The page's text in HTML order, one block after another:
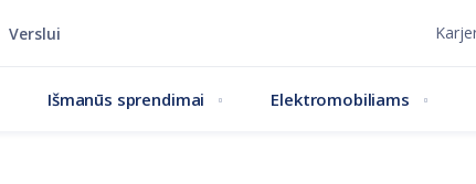
Verslui
Išmanūs sprendimai Elektromobiliams